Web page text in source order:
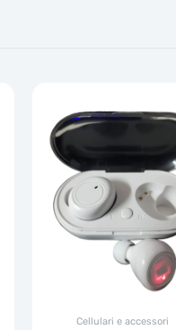
Cellulari e accessori